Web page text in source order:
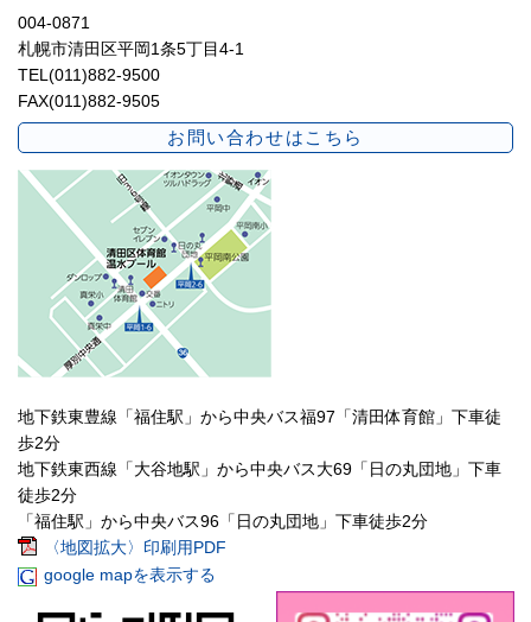
004-0871
札幌市清田区平岡1条5丁目4-1
TEL(011)882-9500
FAX(011)882-9505
お問い合わせはこちら
地下鉄東豊線「福住駅」から中央バス福97「清田体育館」下車徒
歩2分
地下鉄東西線「大谷地駅」から中央バス大69「日の丸団地」下車
徒歩2分
「福住駅」から中央バス96「日の丸団地」下車徒歩2分
〈地図拡大〉印刷用PDF
google mapを表示する